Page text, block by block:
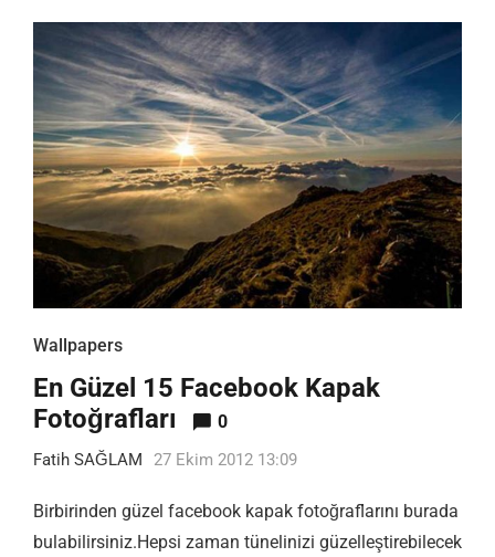
Wallpapers
En Güzel 15 Facebook Kapak
Fotoğrafları
0
Fatih SAĞLAM 27 Ekim 2012 13:09
Birbirinden güzel facebook kapak fotoğraflarını burada
bulabilirsiniz.Hepsi zaman tünelinizi güzelleştirebilecek